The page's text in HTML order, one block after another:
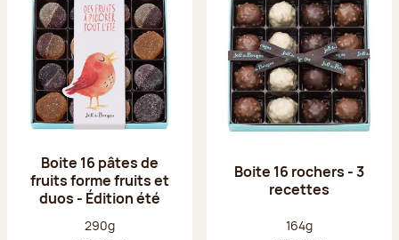
Boite 16 pâtes de
fruits forme fruits et
duos - Édition été
Poids net :
290g
Boite 16 rochers - 3
recettes
Poids net :
164g